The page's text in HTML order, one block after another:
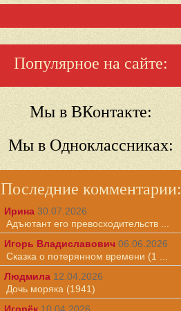
Популярное на сайте:
Мы в ВКонтакте:
Мы в Одноклассниках:
Последние комментарии:
Ирина 30.07.2026
Адъютант его превосходительств ...
Игорь Владиславович 06.06.2026
Сказка о потерянном времени (1 ...
Людмила 12.04.2026
Дочь моряка (1941)